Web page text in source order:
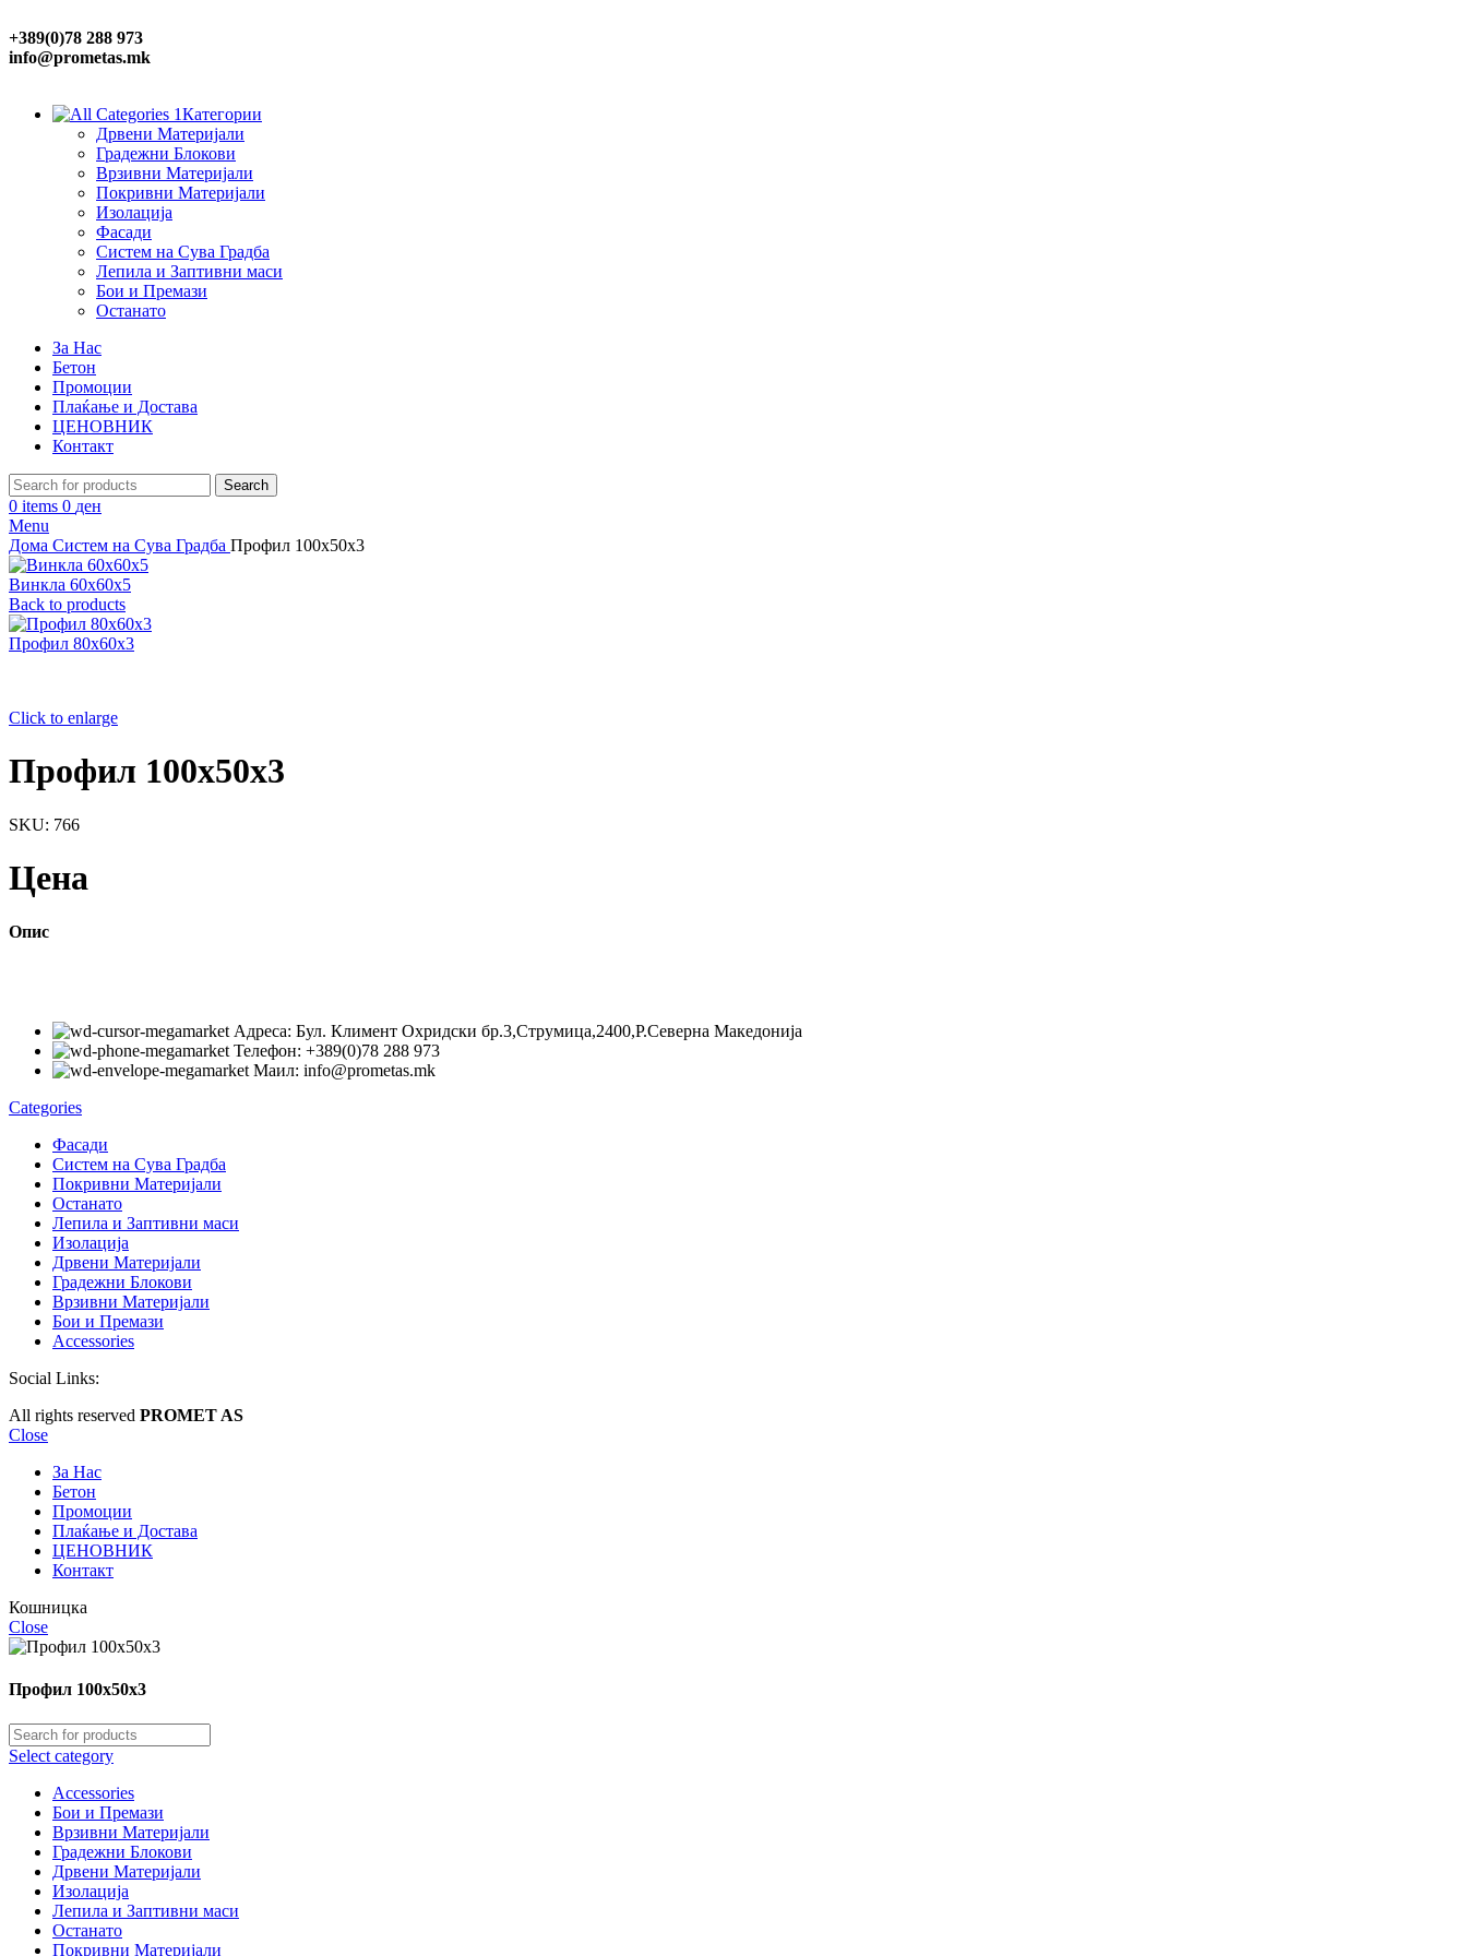
+389(0)78 288 973
info@prometas.mk
Категории
Дрвени Материјали
Градежни Блокови
Врзивни Материјали
Покривни Материјали
Изолација
Фасади
Систем на Сува Градба
Лепила и Заптивни маси
Бои и Премази
Останато
За Нас
Бетон
Промоции
Плаќање и Достава
ЦЕНОВНИК
Контакт
Search
0 items 0 ден
Menu
Дома Систем на Сува Градба Профил 100х50х3
Винкла 60х60х5
Back to products
Профил 80х60х3
Click to enlarge
Профил 100х50х3
SKU: 766
Цена
Опис
Адреса: Бул. Климент Охридски бр.3,Струмица,2400,Р.Северна Македонија
Телефон: +389(0)78 288 973
Маил: info@prometas.mk
Categories
Фасади
Систем на Сува Градба
Покривни Материјали
Останато
Лепила и Заптивни маси
Изолација
Дрвени Материјали
Градежни Блокови
Врзивни Материјали
Бои и Премази
Accessories
Social Links:
All rights reserved PROMET AS
Close
За Нас
Бетон
Промоции
Плаќање и Достава
ЦЕНОВНИК
Контакт
Кошницка
Close
Профил 100х50х3
Select category
Accessories
Бои и Премази
Врзивни Материјали
Градежни Блокови
Дрвени Материјали
Изолација
Лепила и Заптивни маси
Останато
Покривни Материјали